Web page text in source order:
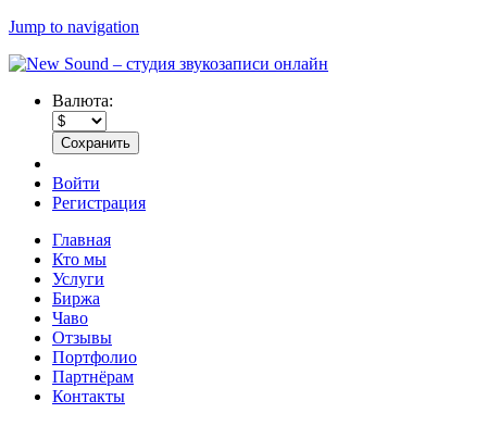
Jump to navigation
Валюта:
Войти
Регистрация
Главная
Кто мы
Услуги
Биржа
Чаво
Отзывы
Портфолио
Партнёрам
Контакты